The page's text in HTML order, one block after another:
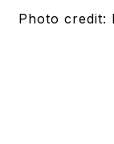
Photo credit: